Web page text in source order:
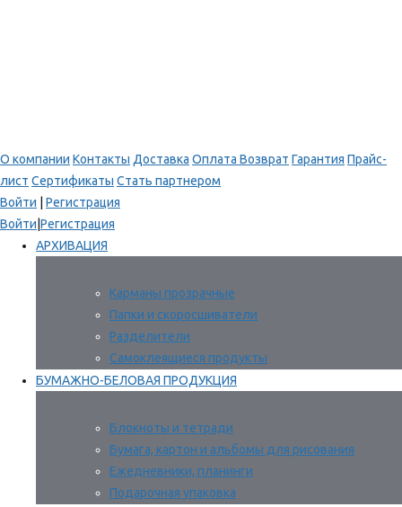
О компании Контакты Доставка Оплата Возврат Гарантия Прайс-
лист Сертификаты Стать партнером
Войти
Регистрация
Войти Регистрация
АРХИВАЦИЯ
Карманы прозрачные
Папки и скоросшиватели
Разделители
Самоклеящиеся продукты
БУМАЖНО-БЕЛОВАЯ ПРОДУКЦИЯ
Блокноты и тетради
Бумага, картон и альбомы для рисования
Ежедневники, планинги
Подарочная упаковка